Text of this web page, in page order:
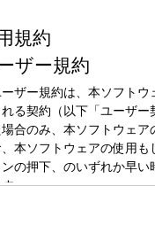
放送局
放送時間
2026年6月9日（火
番組名
武田砂鉄 ラジオ
8：10～10：00 前半レギュ
大事なことから大事じゃなさ
ライター武田砂鉄が"あなたの
Xハッシュタグ： #ラジオマガ